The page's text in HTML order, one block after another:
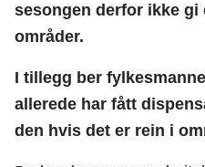
sesongen derfor ikke
områder.
I tillegg ber
allerede har fått
den hvis det er rein i